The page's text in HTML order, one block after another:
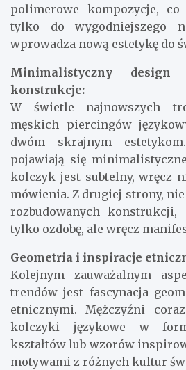
polimerowe kompozycje,
tylko do wygodniejszego
wprowadza nową estetykę do
Minimalistyczny design
konstrukcje:
W świetle najnowszych
męskich piercingów
dwóm skrajnym
pojawiają się
kolczyk jest subtelny, wręcz
mówienia. Z drugiej strony,
rozbudowanych
tylko ozdobę, ale wręcz
Geometria i inspiracje
Kolejnym zauważalnym
trendów jest fascynacja
etnicznymi. Mężczyźni
kolczyki językowe w
kształtów lub wzorów
motywami z różnych kultur